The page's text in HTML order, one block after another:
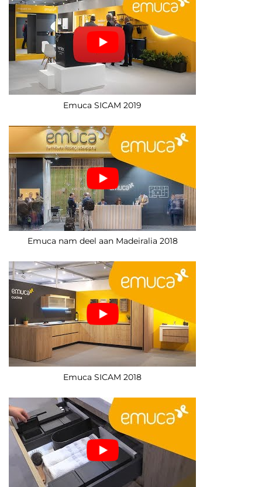
Emuca SICAM 2019
Emuca nam deel aan Madeiralia 2018
Emuca SICAM 2018